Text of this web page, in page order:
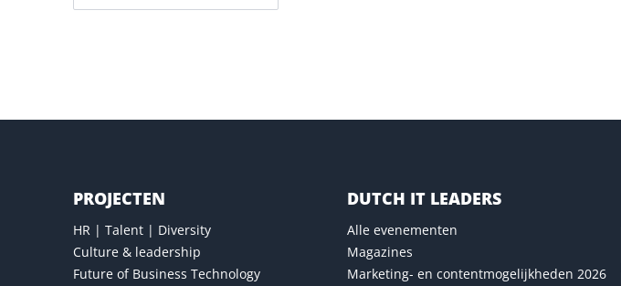
PROJECTEN
HR | Talent | Diversity
Culture & leadership
Future of Business Technology
DUTCH IT LEADERS
Alle evenementen
Magazines
Marketing- en contentmogelijkheden 2026